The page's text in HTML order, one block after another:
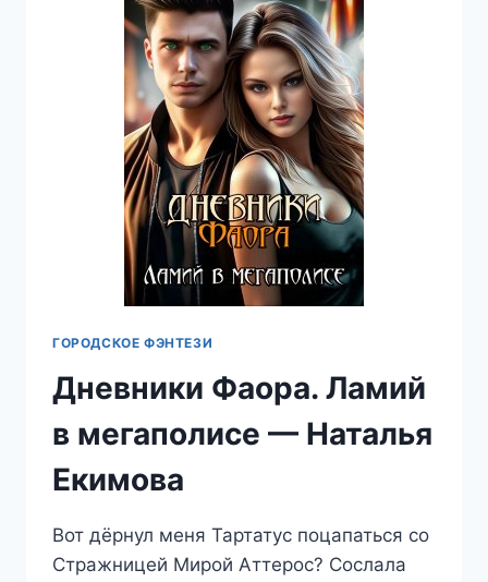
НАТАЛЬЯ
ЕКИМОВА
ГОРОДСКОЕ ФЭНТЕЗИ
Дневники Фаора. Ламий
в мегаполисе — Наталья
Екимова
Вот дёрнул меня Тартатус поцапаться со
Стражницей Мирой Аттерос? Сослала